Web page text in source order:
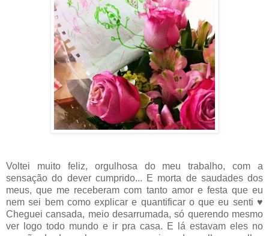
Voltei muito feliz, orgulhosa do meu trabalho, com a
sensação do dever cumprido... E morta de saudades dos
meus, que me receberam com tanto amor e festa que eu
nem sei bem como explicar e quantificar o que eu senti ♥
Cheguei cansada, meio desarrumada, só querendo mesmo
ver logo todo mundo e ir pra casa. E lá estavam eles no